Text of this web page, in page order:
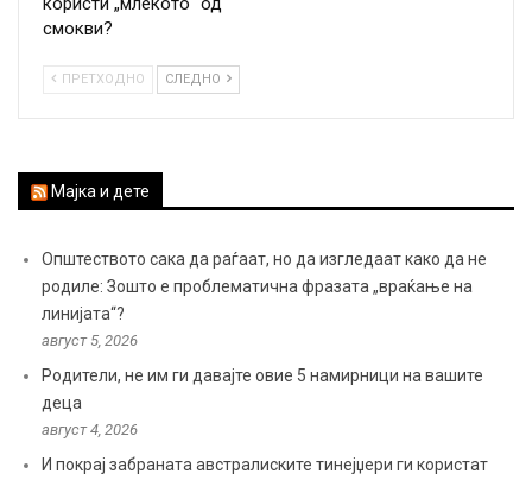
смокви?
ПРЕТХОДНО СЛЕДНО
Мајка и дете
Општеството сака да раѓаат, но да изгледаат како да не
родиле: Зошто е проблематична фразата „враќање на
линијата“?
август 5, 2026
Родители, не им ги давајте овие 5 намирници на вашите
деца
август 4, 2026
И покрај забраната австралиските тинејџери ги користат